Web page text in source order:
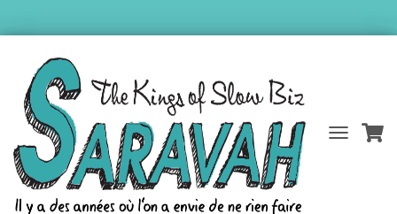
Accueil/ Catalogue Saravah / Etienne Brunet/ Improvisations